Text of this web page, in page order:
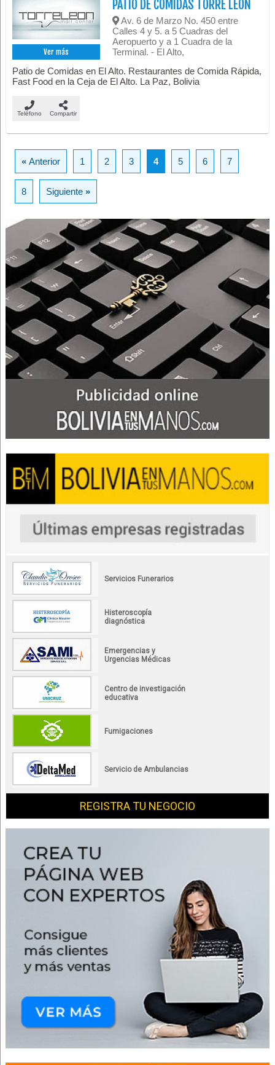
Ver más
PATIO DE COMIDAS TORRE LEON
Av. 6 de Marzo No. 450 entre
Calles 4 y 5. a 5 Cuadras del
Aeropuerto y a 1 Cuadra de la
Terminal. - El Alto,
Patio de Comidas en El Alto. Restaurantes de Comida Rápida,
Fast Food en la Ceja de El Alto. La Paz, Bolivia
Teléfono Compartir
«Anterior 1 2 3 4 5 6 7
8 Siguiente»
Servicios Funerarios
Histeroscopía
diagnóstica
Emergencias y
Urgencias Médicas
Centro de investigación
educativa
Fumigaciones
Servicio de Ambulancias
REGISTRA TU NEGOCIO